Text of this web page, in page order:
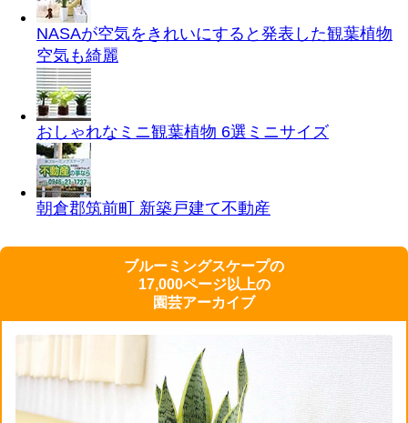
NASAが空気をきれいにすると発表した観葉植物
空気も綺麗
おしゃれなミニ観葉植物 6選 ミニサイズ
朝倉郡筑前町 新築戸建て不動産
ブルーミングスケープの
17,000ページ以上の
園芸アーカイブ